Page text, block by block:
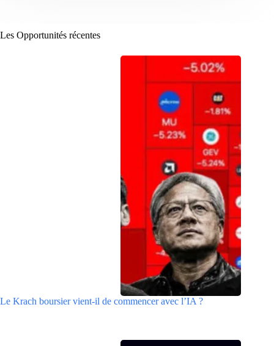
Les Opportunités récentes
Le Krach boursier vient-il de commencer avec l’IA ?